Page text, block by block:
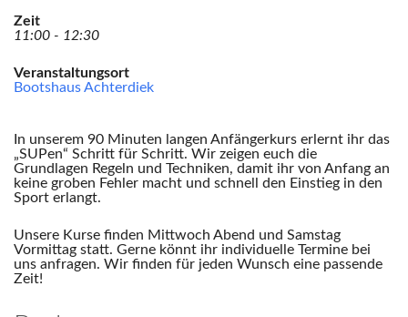
Zeit
11:00 - 12:30
Veranstaltungsort
Bootshaus Achterdiek
In unserem 90 Minuten langen Anfängerkurs erlernt ihr das
„SUPen“ Schritt für Schritt. Wir zeigen euch die
Grundlagen Regeln und Techniken, damit ihr von Anfang an
keine groben Fehler macht und schnell den Einstieg in den
Sport erlangt.
Unsere Kurse finden Mittwoch Abend und Samstag
Vormittag statt. Gerne könnt ihr individuelle Termine bei
uns anfragen. Wir finden für jeden Wunsch eine passende
Zeit!